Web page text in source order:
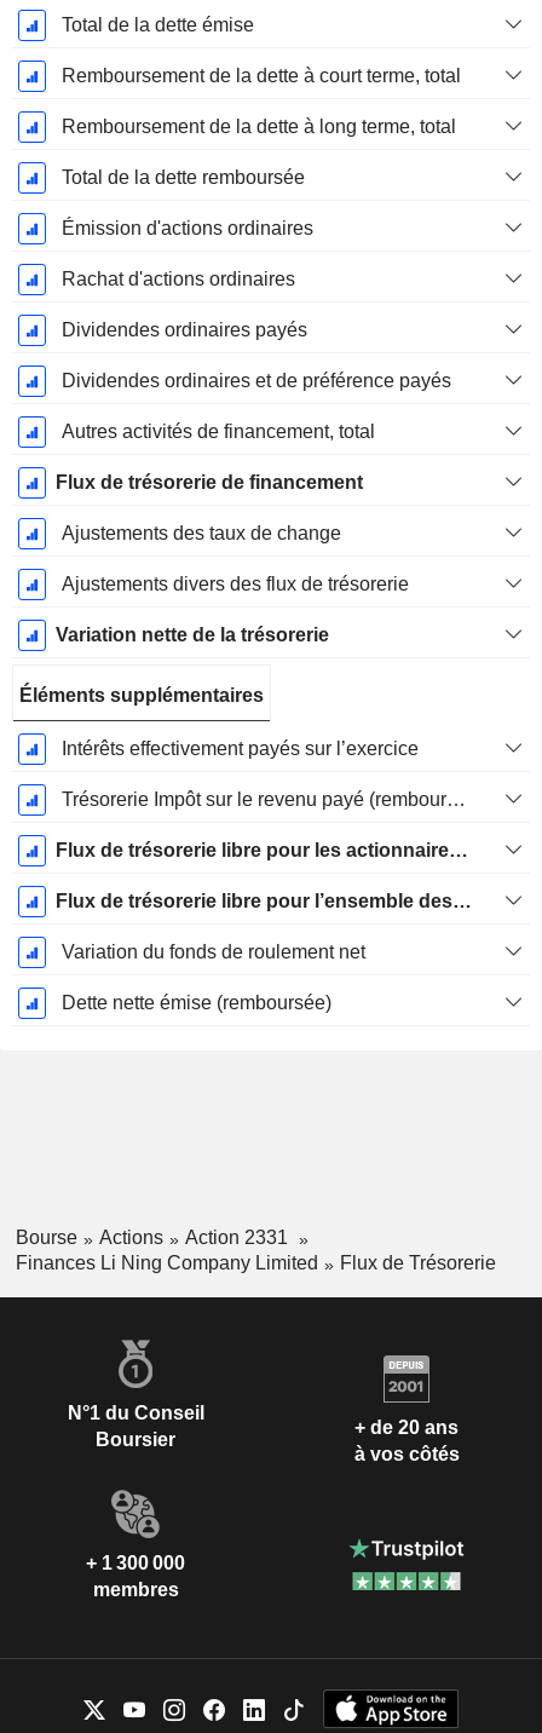
Total de la dette émise
Remboursement de la dette à court terme, total
Remboursement de la dette à long terme, total
Total de la dette remboursée
Émission d'actions ordinaires
Rachat d'actions ordinaires
Dividendes ordinaires payés
Dividendes ordinaires et de préférence payés
Autres activités de financement, total
Flux de trésorerie de financement
Ajustements des taux de change
Ajustements divers des flux de trésorerie
Variation nette de la trésorerie
Éléments supplémentaires
Intérêts effectivement payés sur l’exercice
Trésorerie Impôt sur le revenu payé (remboursement)Impôt effectivement payé (remboursé) sur l’exercice
Flux de trésorerie libre pour les actionnaires FCFE
Flux de trésorerie libre pour l’ensemble des pourvoyeurs de fonds (créanciers et actionnaires) FCFF
Variation du fonds de roulement net
Dette nette émise (remboursée)
Bourse Actions
Action 2331
Finances Li Ning Company Limited
Flux de Trésorerie
N°1 du Conseil
Boursier
+ de 20 ans
à vos côtés
+ 1 300 000
membres